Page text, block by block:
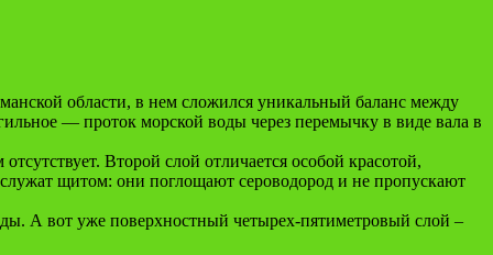
области, в нем сложился уникальный баланс между
— проток морской воды через перемычку в виде вала в
Второй слой отличается особой красотой,
щитом: они поглощают сероводород и не пропускают
А вот уже поверхностный четырех-пятиметровый слой –